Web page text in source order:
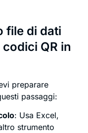
file di dati
QR in
preparare
passaggi:
: Usa Excel,
strumento